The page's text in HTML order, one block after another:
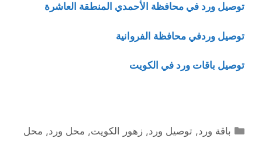
توصيل ورد في محافظة الأحمدي المنطقة العاشرة
توصيل وردفي محافظة الفروانية
توصيل باقات ورد في الكويت
التصنيفات
باقة ورد,توصيل ورد,زهور الكويت, محل ورد, محل